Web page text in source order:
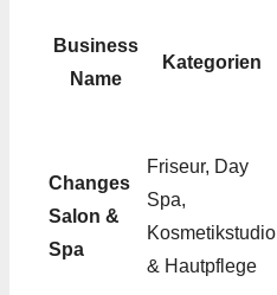
Business
Name
Kategorien
Changes
Salon &
Spa
Friseur, Day
Spa,
Kosmetikstudio
& Hautpflege